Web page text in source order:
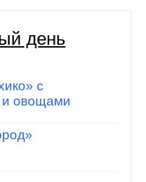
день
с
и овощами